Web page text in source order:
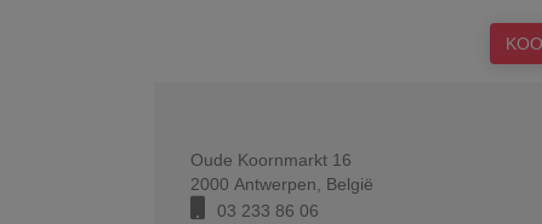
Oude Koornmarkt 16
2000 Antwerpen
België
03 233 86 06